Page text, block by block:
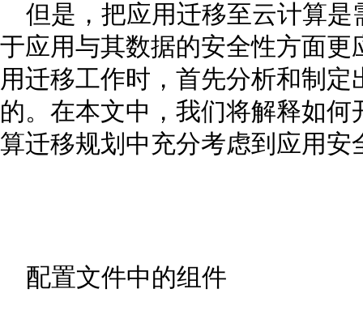
但是，把应用迁移至云计算是
于应用与其数据的安全性方面
用迁移工作时，首先分析和制
的。在本文中，我们将解释如
算迁移规划中充分考虑到应用安
配置文件中的组件